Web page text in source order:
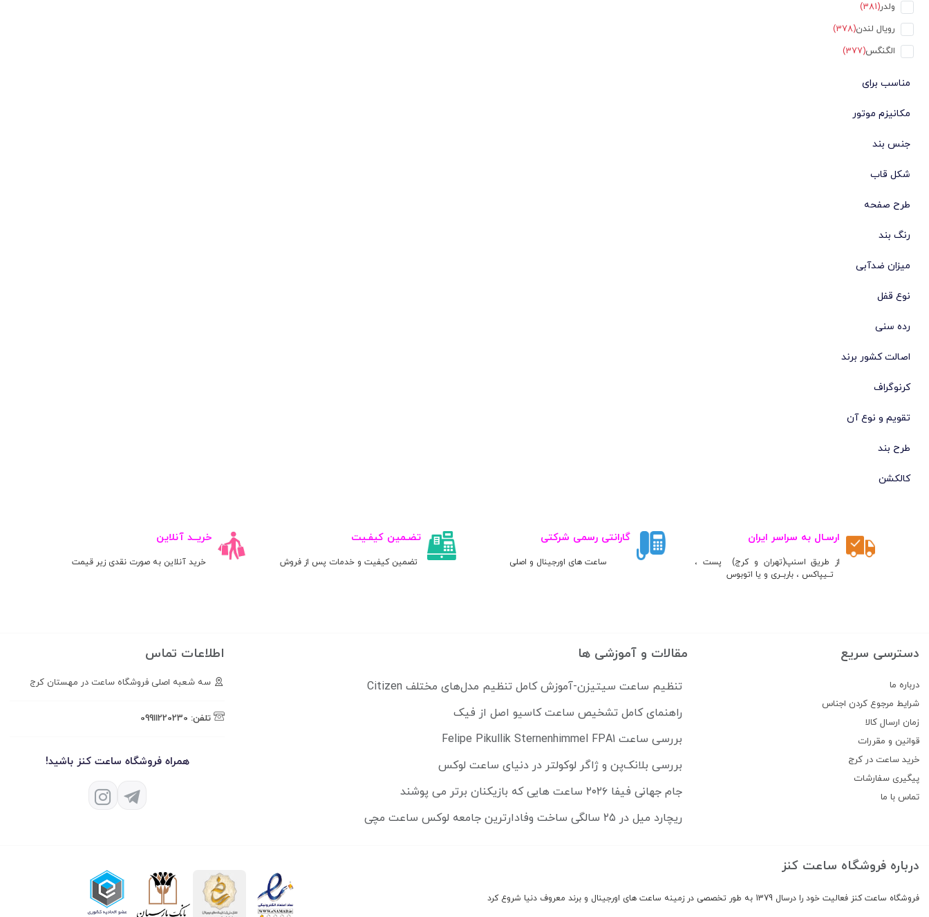
ولدر(381)
رویال لندن(378)
الگنگس(377)
فردریک کانستانت
سیکو(293)
تامی هیلفیگر
کرست(251)
کوین واچ(236)
فرگامو
تورنادو(215)
ژاک لمن
واینر
سوئیس میلیتاری
دنیش دیزاین
(160)
شوپیر
متی تیسوت
تیسوت
لی کانر(106)
لی کوپر
رویال کرون(88)
والنتینو
مناسب برای
مکانیزم موتور
جنس بند
شکل قاب
طرح صفحه
رنگ بند
میزان ضدآبی
نوع قفل
رده سنی
اصالت کشور برند
کرنوگراف
تقویم و نوع آن
طرح بند
کالکشن
ارسـال به سراسر ایران
از طریق اسنپ(تهران و کرج) پست ،
تــیپاکس ، باربــری و یا اتوبوس
گارانتی رسمی شرکتی
ساعت های اورجینال و اصلی
تضـمین کیفـیت
تضمین کیفیت و خدمات پس از فروش
خریــد آنلاین
خرید آنلاین به صورت نقدی زیر قیمت
دسترسی سریع
درباره ما
شرایط مرجوع کردن اجناس
زمان ارسال کالا
قوانین و مقررات
خرید ساعت در کرج
پیگیری سفارشات
تماس با ما
مقالات و آموزشی ها
تنظیم ساعت سیتیزن-آموزش کامل تنظیم مدل‌های مختلف Citizen
راهنمای کامل تشخیص ساعت کاسیو اصل از فیک
بررسی ساعت Felipe Pikullik Sternenhimmel FPA1
بررسی بلانک‌پن و ژاگر لوکولتر در دنیای ساعت لوکس
جام جهانی فیفا ۲۰۲۶ ساعت هایی که بازیکنان برتر می پوشند
ریچارد میل در ۲۵ سالگی ساخت وفادارترین جامعه لوکس ساعت مچی
اطلاعات تماس
سه شعبه اصلی فروشگاه ساعت در مهستان کرج
تلفن: 09911220230
همراه فروشگاه ساعت کنز باشید!
درباره فروشگاه ساعت کنز
فروشگاه ساعت کنز فعالیت خود را درسال 1379 به طور تخصصی در زمینه ساعت های اورجینال و برند معروف دنیا شروع کرد